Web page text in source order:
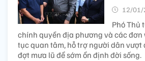
12/01/
Phó Thủ
chính quyền địa phương và các đơn
tục quan tâm, hỗ trợ người dân vượt
đợt mưa lũ để sớm ổn định đời sống.